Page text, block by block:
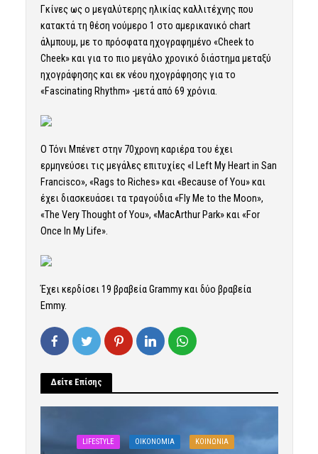
Γκίνες ως ο μεγαλύτερης ηλικίας καλλιτέχνης που
κατακτά τη θέση νούμερο 1 στο αμερικανικό chart
άλμπουμ, με το πρόσφατα ηχογραφημένο «Cheek to
Cheek» και για το πιο μεγάλο χρονικό διάστημα μεταξύ
ηχογράφησης και εκ νέου ηχογράφησης για το
«Fascinating Rhythm» -μετά από 69 χρόνια.
Ο Τόνι Μπένετ στην 70χρονη καριέρα του έχει
ερμηνεύσει τις μεγάλες επιτυχίες «I Left My Heart in San
Francisco», «Rags to Riches» και «Because of You» και
έχει διασκευάσει τα τραγούδια «Fly Me to the Moon»,
«The Very Thought of You», «MacArthur Park» και «For
Once In My Life».
Έχει κερδίσει 19 βραβεία Grammy και δύο βραβεία
Emmy.
Δείτε Επίσης
LIFESTYLE OIKONOMIA ΚΟΙΝΩΝΙΑ